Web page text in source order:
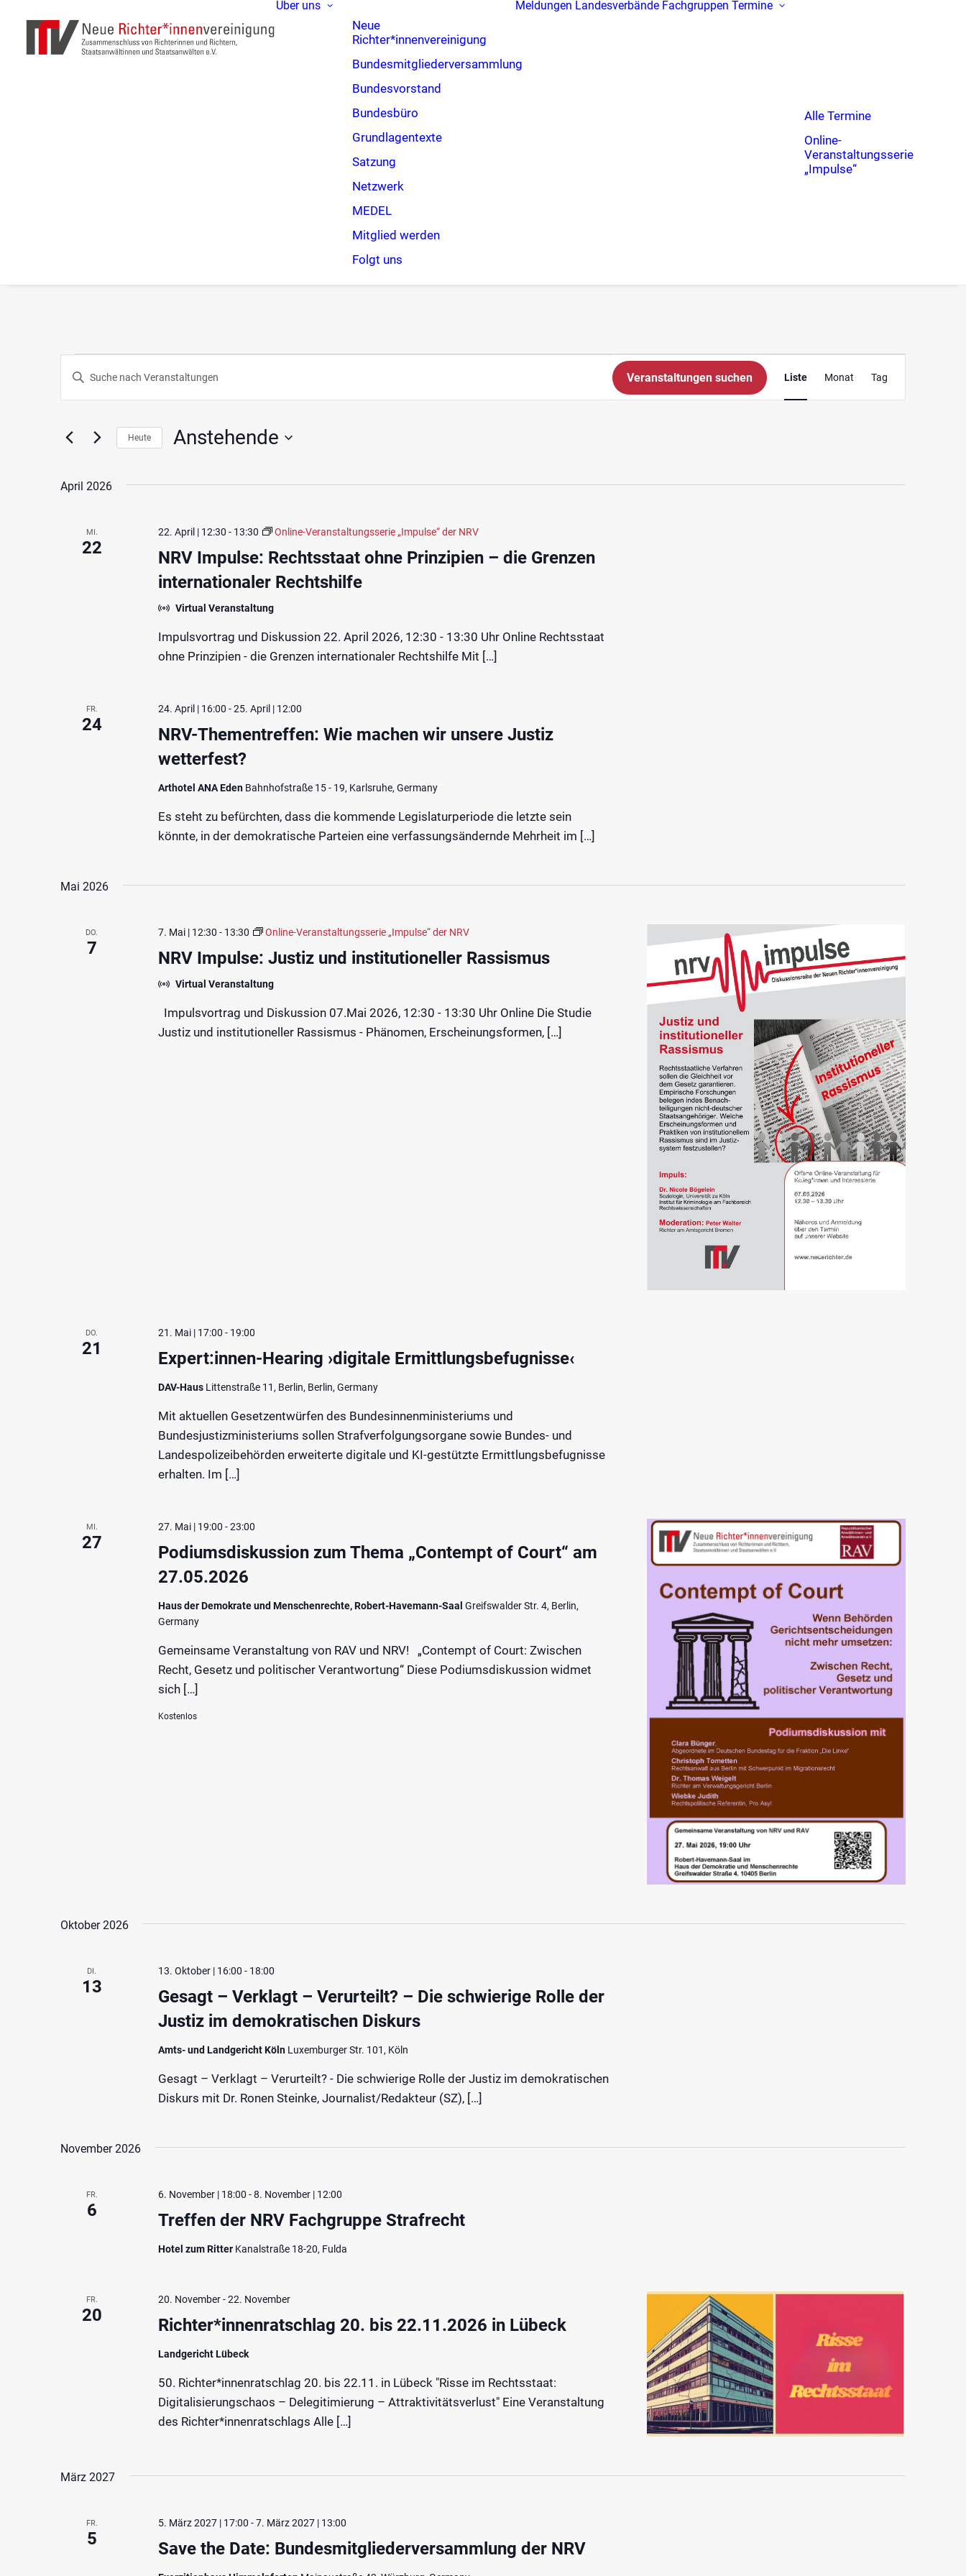
Über uns
Neue
Richter*innenvereinigung
Bundesmitgliederversammlung
Bundesvorstand
Bundesbüro
Grundlagentexte
Satzung
Netzwerk
MEDEL
Mitglied werden
Folgt uns
Meldungen Landesverbände Fachgruppen Termine
Alle Termine
Online-
Veranstaltungsserie
„Impulse“
Veranstaltungen
Veranstaltungen
Such-
Ansichtennavigation
Geben
Schlüsselwort.
Veranstaltungen
Veranstaltungen suchen
Ansichten-
Navigation
Liste Monat Tag
Heute Anstehende
April 2026
MI.
22
NRV Impulse: Rechtsstaat ohne Prinzipien – die Grenzen
internationaler Rechtshilfe
22. April | 12:30 - 13:30 Online-Veranstaltungsserie „Impulse“ der NRV
Virtual Veranstaltung
Impulsvortrag und Diskussion 22. April 2026, 12:30 - 13:30 Uhr Online Rechtsstaat
ohne Prinzipien - die Grenzen internationaler Rechtshilfe Mit […]
FR.
24
NRV-Thementreffen: Wie machen wir unsere Justiz
wetterfest?
24. April | 16:00 -25. April | 12:00
Arthotel ANA Eden Bahnhofstraße 15 - 19, Karlsruhe, Germany
Es steht zu befürchten, dass die kommende Legislaturperiode die letzte sein
könnte, in der demokratische Parteien eine verfassungsändernde Mehrheit im […]
Mai 2026
DO.
7 NRV Impulse: Justiz und institutioneller Rassismus
7. Mai | 12:30 - 13:30 Online-Veranstaltungsserie „Impulse“ der NRV
Virtual Veranstaltung
Impulsvortrag und Diskussion 07.Mai 2026, 12:30 - 13:30 Uhr Online Die Studie
Justiz und institutioneller Rassismus - Phänomen, Erscheinungsformen, […]
DO.
21 Expert:innen-Hearing ›digitale Ermittlungsbefugnisse‹
21. Mai | 17:00 - 19:00
DAV-Haus Littenstraße 11, Berlin, Berlin, Germany
Mit aktuellen Gesetzentwürfen des Bundesinnenministeriums und
Bundesjustizministeriums sollen Strafverfolgungsorgane sowie Bundes- und
Landespolizeibehörden erweiterte digitale und KI-gestützte Ermittlungsbefugnisse
erhalten. Im […]
MI.
27
Podiumsdiskussion zum Thema „Contempt of Court“ am
27.05.2026
27. Mai | 19:00 -23:00
Haus der Demokrate und Menschenrechte, Robert-Havemann-Saal Greifswalder Str. 4, Berlin,
Germany
Gemeinsame Veranstaltung von RAV und NRV! „Contempt of Court: Zwischen
Recht, Gesetz und politischer Verantwortung“ Diese Podiumsdiskussion widmet
sich […]
Kostenlos
Oktober 2026
DI.
13
Gesagt – Verklagt – Verurteilt? – Die schwierige Rolle der
Justiz im demokratischen Diskurs
13. Oktober | 16:00 - 18:00
Amts- und Landgericht Köln Luxemburger Str. 101, Köln
Gesagt – Verklagt – Verurteilt? - Die schwierige Rolle der Justiz im demokratischen
Diskurs mit Dr. Ronen Steinke, Journalist/Redakteur (SZ), […]
November 2026
FR.
6 Treffen der NRV Fachgruppe Strafrecht
6. November | 18:00 -8. November | 12:00
Hotel zum Ritter Kanalstraße 18-20, Fulda
FR.
20 Richter*innenratschlag 20. bis 22.11.2026 in Lübeck
20. November-22. November
Landgericht Lübeck
50. Richter*innenratschlag 20. bis 22.11. in Lübeck "Risse im Rechtsstaat:
Digitalisierungschaos – Delegitimierung – Attraktivitätsverlust" Eine Veranstaltung
des Richter*innenratschlags Alle […]
März 2027
FR.
5 Save the Date: Bundesmitgliederversammlung der NRV
5. März 2027 | 17:00 -7. März 2027 | 13:00